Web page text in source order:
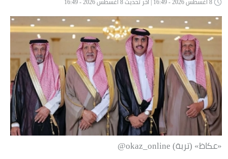
«عكاظ» (تربة) okaz_online@